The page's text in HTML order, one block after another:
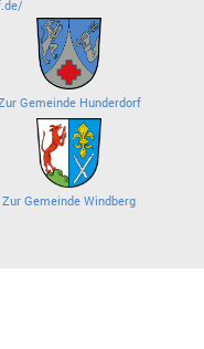
Gemeinde Hunderdorf
Zur Gemeinde Windberg